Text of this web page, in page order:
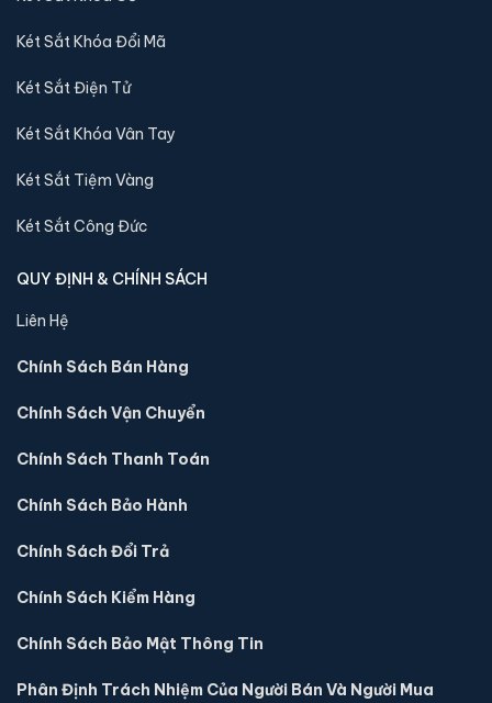
Video về sản phẩm Két sắt Welko KCC-
Sản phẩm cùng dòng Két sắt Welko
sánh kích thước, công nghệ khoá và mức giá trước khi đặt
hàng.
Két Sắt Khóa Đổi Mã
Két Sắt Điện Tử
Két Sắt Khóa Vân Tay
Két Sắt Tiệm Vàng
Két Sắt Công Đức
QUY ĐỊNH & CHÍNH SÁCH
Liên Hệ
Chính Sách Bán Hàng
Chính Sách Vận Chuyển
Chính Sách Thanh Toán
Chính Sách Bảo Hành
Chính Sách Đổi Trả
Chính Sách Kiểm Hàng
Chính Sách Bảo Mật Thông Tin
Phân Định Trách Nhiệm Của Người Bán Và Người Mua